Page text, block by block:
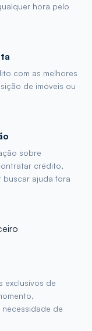
hora pelo
com as melhores
de imóveis ou
sobre
crédito,
buscar ajuda fora
exclusivos de
de